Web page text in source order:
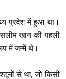
प्रदेश में हुआ था।
खान की पहली
में जन्में थे।
से था, जो किसी